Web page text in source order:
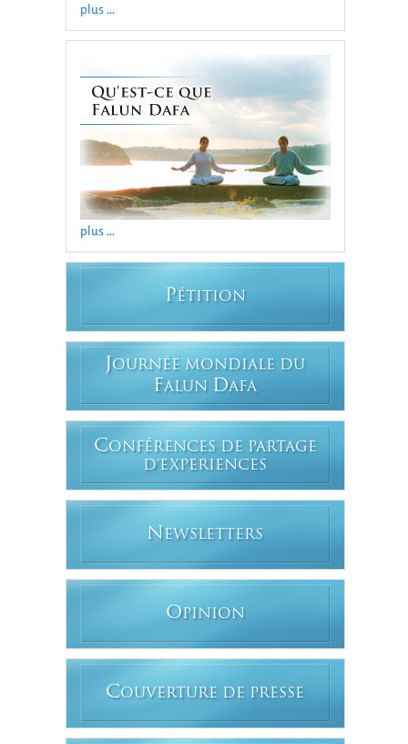
plus ...
plus ...
PÉTITION
JOURNÉE MONDIALE DU
FALUN DAFA
CONFÉRENCES DE PARTAGE
D'EXPERIENCES
N EWSLETTERS
OPINION
COUVERTURE DE PRESSE